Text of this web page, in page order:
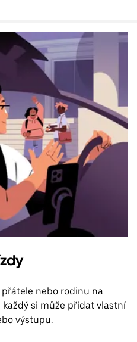
přátele nebo rodinu na
si může přidat vlastní
výstupu.